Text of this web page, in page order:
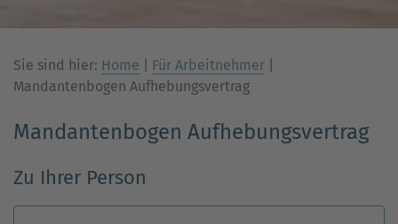
Sie sind hier: Home Für Arbeitnehmer
Mandantenbogen Aufhebungsvertrag
Mandantenbogen Aufhebungsvertrag
Zu Ihrer Person